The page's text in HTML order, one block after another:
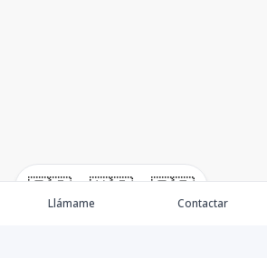
🇪🇸 🇺🇸 🇫🇷
Llámame Contactar